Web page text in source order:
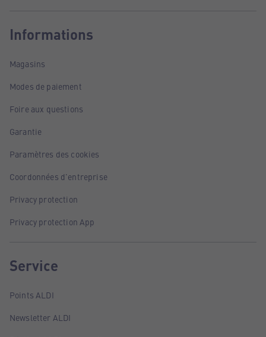
Informations
Magasins
Modes de paiement
Foire aux questions
Garantie
Paramètres des cookies
Coordonnées d'entreprise
Privacy protection
Privacy protection App
Service
Points ALDI
Newsletter ALDI